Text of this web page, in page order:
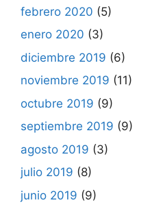
febrero 2020 (5)
enero 2020 (3)
diciembre 2019 (6)
noviembre 2019 (11)
octubre 2019 (9)
septiembre 2019 (9)
agosto 2019 (3)
julio 2019 (8)
junio 2019 (9)